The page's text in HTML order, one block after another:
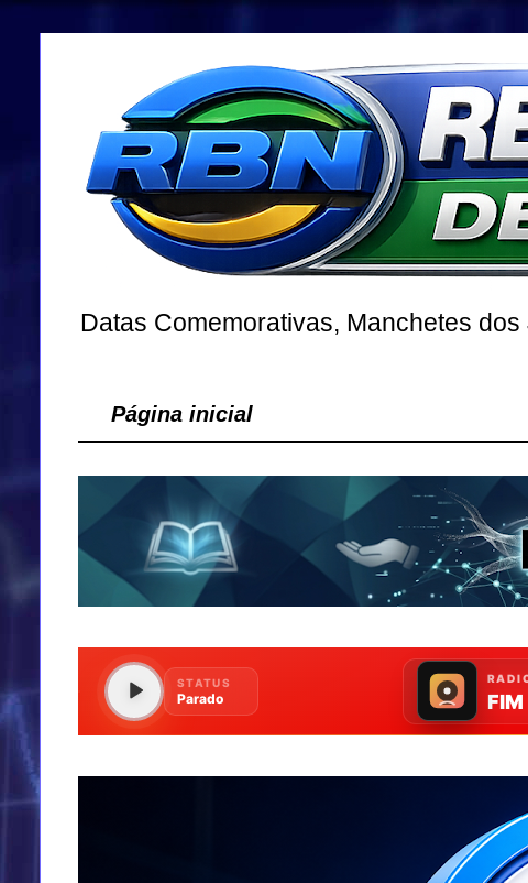
Datas Comemorativas, Manchetes
Página inicial